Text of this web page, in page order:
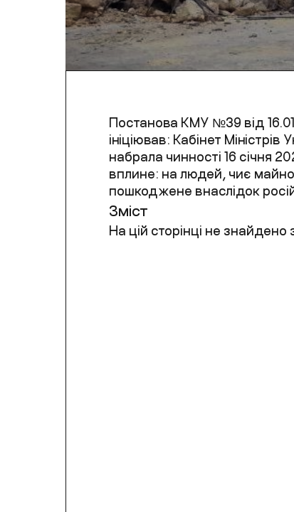
Постанова КМУ №39 від
ініціював: Кабінет Міністрів
набрала чинності 16 січня
вплине: на людей, чиє
пошкоджене внаслідок
Зміст
На цій сторінці не знайдено